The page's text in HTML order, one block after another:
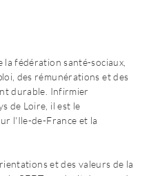
fédération santé-sociaux,
des rémunérations et des
durable. Infirmier
de Loire, il est le
l'Ile-de-France et la
et des valeurs de la